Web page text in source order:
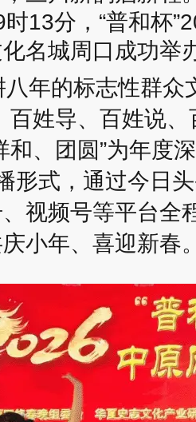
13分，“普和杯
名城周口成功举
年的标志性群众
百姓导、百姓说、
和、团圆”为年度
形式，通过今日
视频号等平台全
小年、喜迎新春